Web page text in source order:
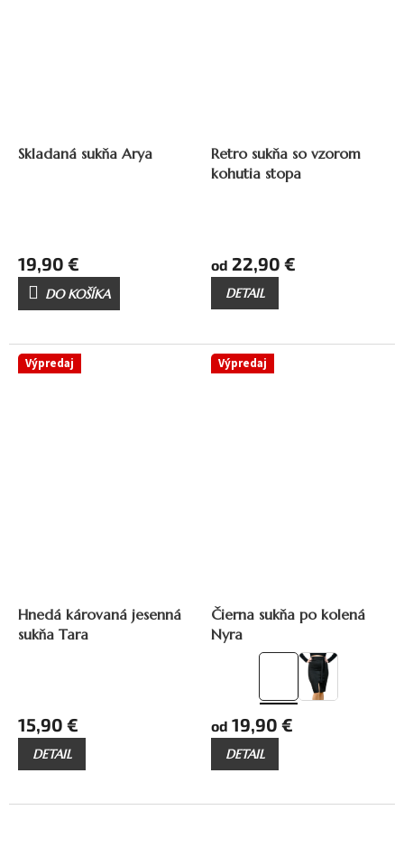
Skladaná sukňa Arya
19,90 €
DO KOŠÍKA
Retro sukňa so vzorom
kohutia stopa
od 22,90 €
DETAIL
Výpredaj
Hnedá károvaná jesenná
sukňa Tara
15,90 €
DETAIL
Výpredaj
Čierna sukňa po kolená
Nyra
od 19,90 €
DETAIL